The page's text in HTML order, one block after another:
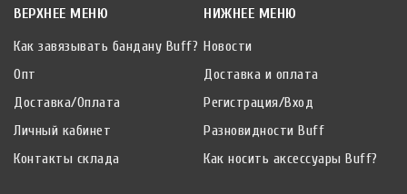
ВЕРХНЕЕ МЕНЮ
Как завязывать бандану Buff?
Опт
Доставка/Оплата
Личный кабинет
Контакты склада
НИЖНЕЕ МЕНЮ
Новости
Доставка и оплата
Регистрация/Вход
Разновидности Buff
Как носить аксессуары Buff?